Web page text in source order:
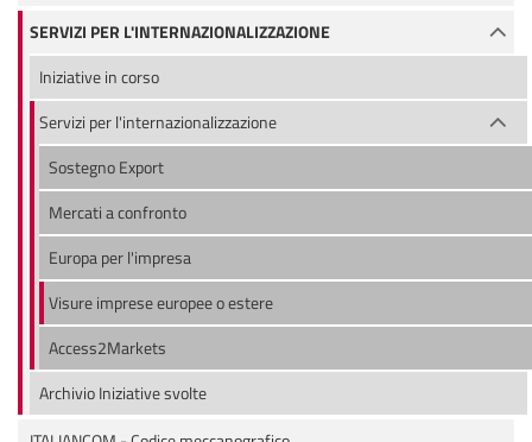
SERVIZI PER L'INTERNAZIONALIZZAZIONE
Iniziative in corso
Servizi per l'internazionalizzazione
Sostegno Export
Mercati a confronto
Europa per l'impresa
Visure imprese europee o estere
Access2Markets
Archivio Iniziative svolte